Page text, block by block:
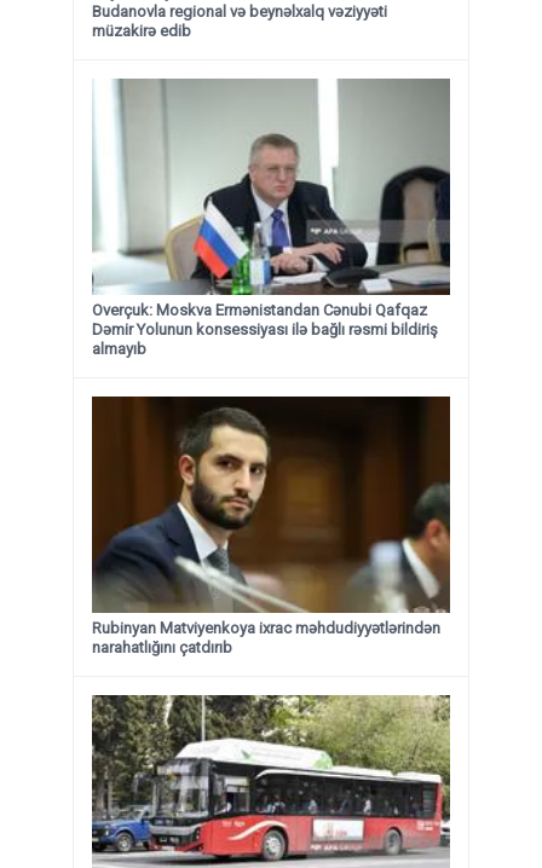
Budanovla regional və beynəlxalq vəziyyəti
müzakirə edib
Overçuk: Moskva Ermənistandan Cənubi Qafqaz
Dəmir Yolunun konsessiyası ilə bağlı rəsmi bildiriş
almayıb
Rubinyan Matviyenkoya ixrac məhdudiyyətlərindən
narahatlığını çatdırıb